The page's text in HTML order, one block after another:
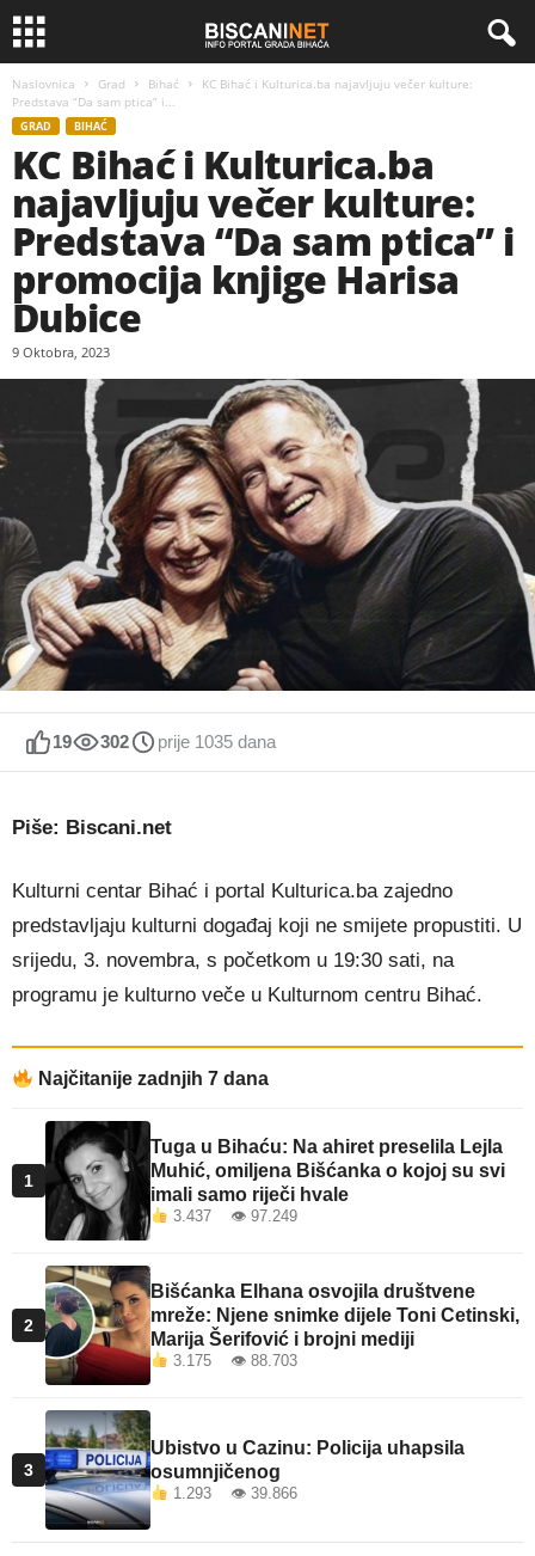
Naslovnica Grad Bihać
KC Bihać i Kulturica.ba najavljuju večer kulture:
Predstava “Da sam ptica” i...
GRAD BIHAĆ
KC Bihać i Kulturica.ba
najavljuju večer kulture:
Predstava “Da sam ptica” i
promocija knjige Harisa
Dubice
9 Oktobra, 2023
19 302 prije 1035 dana
Piše: Biscani.net
Kulturni centar Bihać i portal Kulturica.ba zajedno
predstavljaju kulturni događaj koji ne smijete propustiti. U
srijedu, 3. novembra, s početkom u 19:30 sati, na
programu je kulturno veče u Kulturnom centru Bihać.
Najčitanije zadnjih 7 dana
1
Tuga u Bihaću: Na ahiret preselila Lejla
Muhić, omiljena Bišćanka o kojoj su svi
imali samo riječi hvale
3.437 👁 97.249
2
Bišćanka Elhana osvojila društvene
mreže: Njene snimke dijele Toni Cetinski,
Marija Šerifović i brojni mediji
3.175 👁 88.703
3
Ubistvo u Cazinu: Policija uhapsila
osumnjičenog
1.293 👁 39.866